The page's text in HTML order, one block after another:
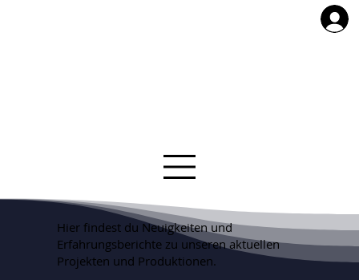
Hier findest du Neuigkeiten und
Erfahrungsberichte zu unseren aktuellen
Projekten und Produktionen.